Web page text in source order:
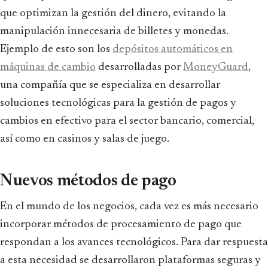
que optimizan la gestión del dinero, evitando la
manipulación innecesaria de billetes y monedas.
Ejemplo de esto son los depósitos automáticos en
máquinas de cambio desarrolladas porMoneyGuard,
una compañía que se especializa en desarrollar
soluciones tecnológicas para la gestión de pagos y
cambios en efectivo para el sector bancario, comercial,
así como en casinos y salas de juego.
Nuevos métodos de pago
En el mundo de los negocios, cada vez es más necesario
incorporar métodos de procesamiento de pago que
respondan a los avances tecnológicos. Para dar respuesta
a esta necesidad se desarrollaron plataformas seguras y